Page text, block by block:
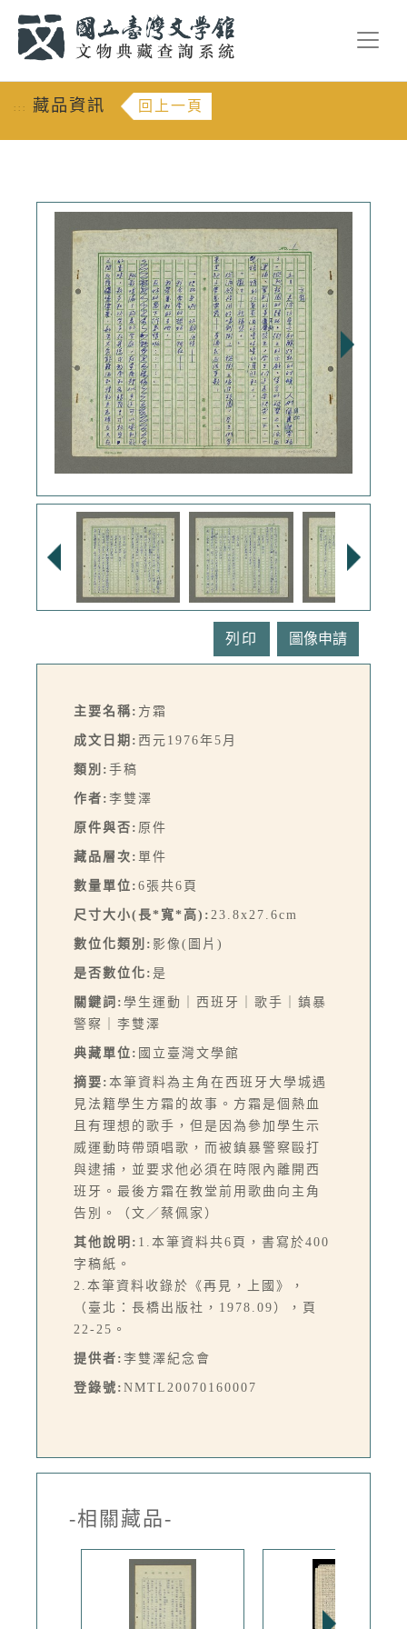
::: 藏品資訊 回上一頁
列印
主要名稱: 方霜
成文日期: 西元1976年5月
類別: 手稿
作者: 李雙澤
原件與否: 原件
藏品層次: 單件
數量單位: 6張共6頁
尺寸大小(長*寬*高): 23.8x27.6cm
數位化類別: 影像(圖片)
是否數位化: 是
關鍵詞: 學生運動｜西班牙｜歌手｜鎮暴
警察｜李雙澤
典藏單位: 國立臺灣文學館
摘要: 本筆資料為主角在西班牙大學城遇
見法籍學生方霜的故事。方霜是個熱血
且有理想的歌手，但是因為參加學生示
威運動時帶頭唱歌，而被鎮暴警察毆打
與逮捕，並要求他必須在時限內離開西
班牙。最後方霜在教堂前用歌曲向主角
告別。（文／蔡佩家）
其他說明: 1.本筆資料共6頁，書寫於400
字稿紙。
2.本筆資料收錄於《再見，上國》，
（臺北：長橋出版社，1978.09），頁
22-25。
提供者: 李雙澤紀念會
登錄號: NMTL20070160007
-相關藏品-